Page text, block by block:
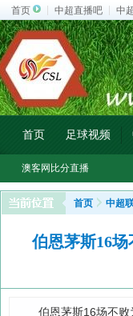
首页 中超直播吧 中
首页 足球视频
澳客网比分直播
首页 中超
伯恩茅斯16
伯恩茅斯16场不